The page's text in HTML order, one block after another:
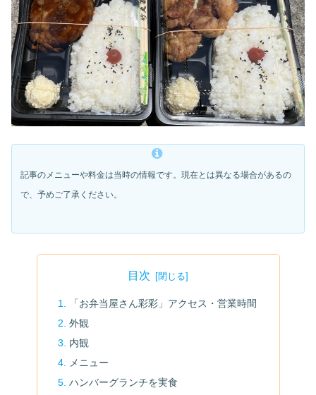
記事のメニューや料金は当時の情報です。現在とは異なる場合があるの
で、予めご了承ください。
目次
「お弁当屋さん彩彩」アクセス・営業時間
外観
内観
メニュー
ハンバーグランチを実食